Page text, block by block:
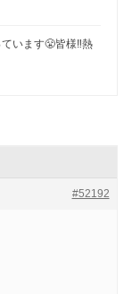
います😤皆様‼️熱
#52192